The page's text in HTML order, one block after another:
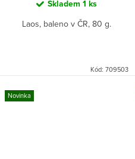
Skladem 1 ks
Laos, baleno v ČR, 80 g.
Kód: 709503
Novinka